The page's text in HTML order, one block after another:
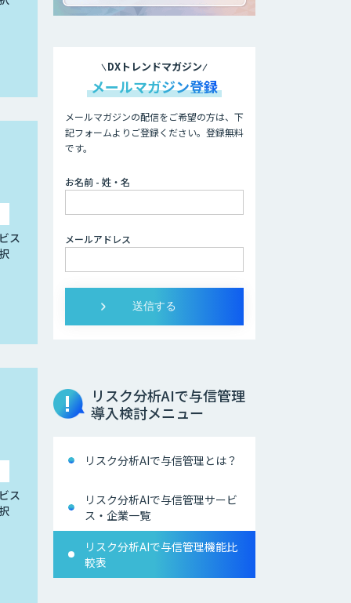
ス
ス
DXトレンドマガジン
メールマガジン登録
メールマガジンの配信をご希望の方は、下
記フォームよりご登録ください。登録無料
です。
お名前 - 姓・名
メールアドレス
リスク分析AIで与信管理
導入検討メニュー
リスク分析AIで与信管理とは？
リスク分析AIで与信管理サービ
ス・企業一覧
リスク分析AIで与信管理機能比
較表